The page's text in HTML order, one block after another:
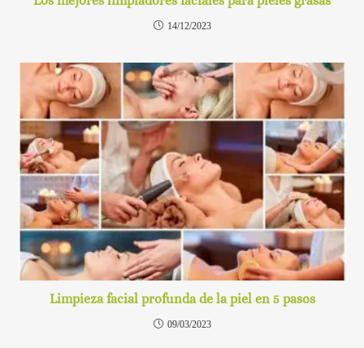
14/12/2023
Limpieza facial profunda de la piel en 5 pasos
09/03/2023